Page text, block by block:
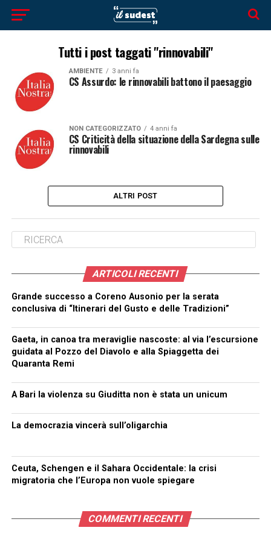
Tutti i post taggati "rinnovabili"
AMBIENTE 3 anni fa
CS Assurdo: le rinnovabili battono il paesaggio
NON CATEGORIZZATO 4 anni fa
CS Criticità della situazione della Sardegna sulle
rinnovabili
ALTRI POST
ARTICOLI RECENTI
Grande successo a Coreno Ausonio per la serata
conclusiva di “Itinerari del Gusto e delle Tradizioni”
Gaeta, in canoa tra meraviglie nascoste: al via l’escursione
guidata al Pozzo del Diavolo e alla Spiaggetta dei
Quaranta Remi
A Bari la violenza su Giuditta non è stata un unicum
La democrazia vincerà sull’oligarchia
Ceuta, Schengen e il Sahara Occidentale: la crisi
migratoria che l’Europa non vuole spiegare
COMMENTI RECENTI